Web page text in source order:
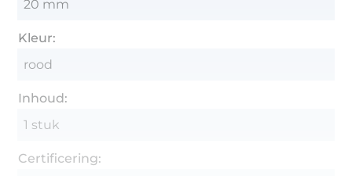
20 mm
Kleur:
rood
Inhoud:
1 stuk
Certificering: